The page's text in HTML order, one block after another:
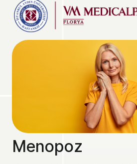
Menopoz